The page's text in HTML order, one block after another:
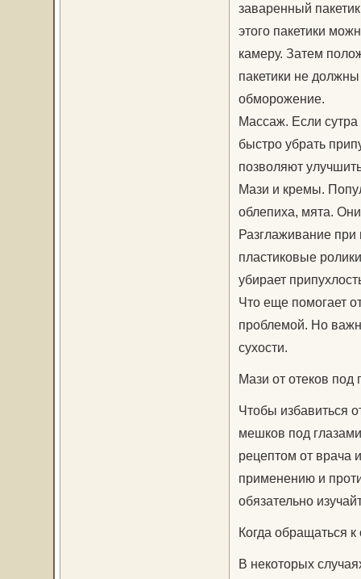
заваренный
этого пакетики
камеру. Затем
пакетики не
обморожение.
Массаж. Если сутра
быстро убрать
позволяют
Мази и кремы.
облепиха, мята.
Разглаживание
пластиковые
убирает
Что еще помогает
проблемой. Но
сухости.
Мази от отеков под
Чтобы избавиться
мешков под
рецептом от врача
применению и
обязательно
Когда обращаться
В некоторых